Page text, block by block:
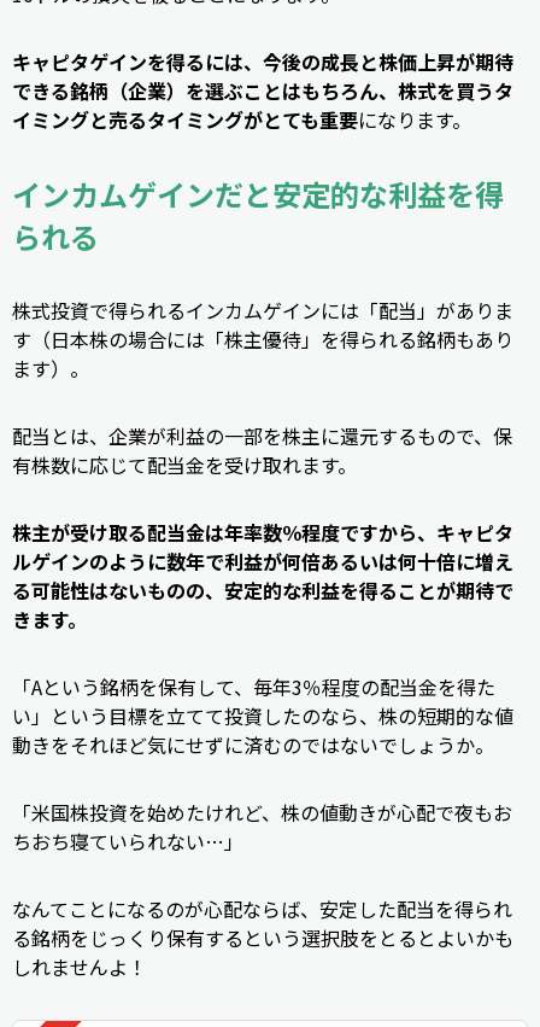
キャピタゲインを得るには、今後の成長と株価上昇が期待
できる銘柄（企業）を選ぶことはもちろん、株式を買うタ
イミングと売るタイミングがとても重要になります。
インカムゲインだと安定的な利益を得
られる
株式投資で得られるインカムゲインには「配当」がありま
す（日本株の場合には「株主優待」を得られる銘柄もあり
ます）。
配当とは、企業が利益の一部を株主に還元するもので、保
有株数に応じて配当金を受け取れます。
株主が受け取る配当金は年率数％程度ですから、キャピタ
ルゲインのように数年で利益が何倍あるいは何十倍に増え
る可能性はないものの、安定的な利益を得ることが期待で
きます。
「Aという銘柄を保有して、毎年3％程度の配当金を得た
い」という目標を立てて投資したのなら、株の短期的な値
動きをそれほど気にせずに済むのではないでしょうか。
「米国株投資を始めたけれど、株の値動きが心配で夜もお
ちおち寝ていられない…」
なんてことになるのが心配ならば、安定した配当を得られ
る銘柄をじっくり保有するという選択肢をとるとよいかも
しれませんよ！